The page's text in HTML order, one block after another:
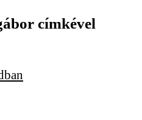
címkével